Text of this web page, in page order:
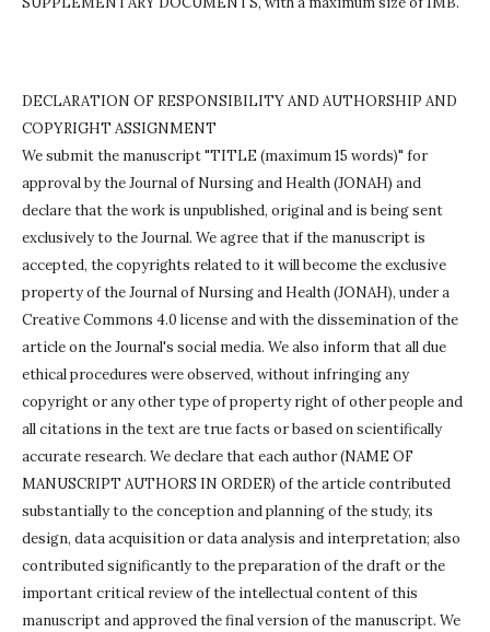
DECLARATION OF RESPONSIBILITY AND AUTHORSHIP AND
COPYRIGHT ASSIGNMENT
We submit the manuscript "TITLE (maximum 15 words)" for
approval by the Journal of Nursing and Health (JONAH) and
declare that the work is unpublished, original and is being sent
exclusively to the Journal. We agree that if the manuscript is
accepted, the copyrights related to it will become the exclusive
property of the Journal of Nursing and Health (JONAH), under a
Creative Commons 4.0 license and with the dissemination of the
article on the Journal's social media. We also inform that all due
ethical procedures were observed, without infringing any
copyright or any other type of property right of other people and
all citations in the text are true facts or based on scientifically
accurate research. We declare that each author (NAME OF
MANUSCRIPT AUTHORS IN ORDER) of the article contributed
substantially to the conception and planning of the study, its
design, data acquisition or data analysis and interpretation; also
contributed significantly to the preparation of the draft or the
important critical review of the intellectual content of this
manuscript and approved the final version of the manuscript. We